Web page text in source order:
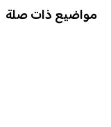
مواضيع ذات صلة